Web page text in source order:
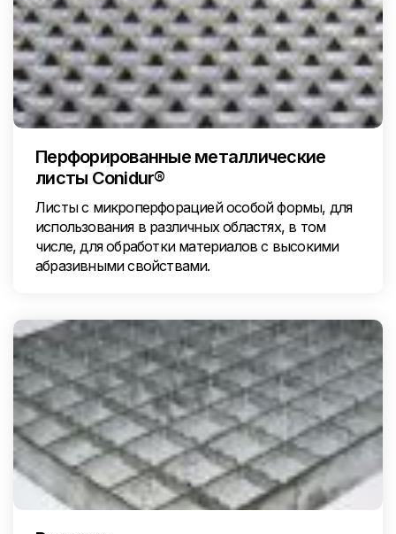
Перфорированные металлические
листы Conidur®
Листы с микроперфорацией особой формы, для
использования в различных областях, в том
числе, для обработки материалов с высокими
абразивными свойствами.